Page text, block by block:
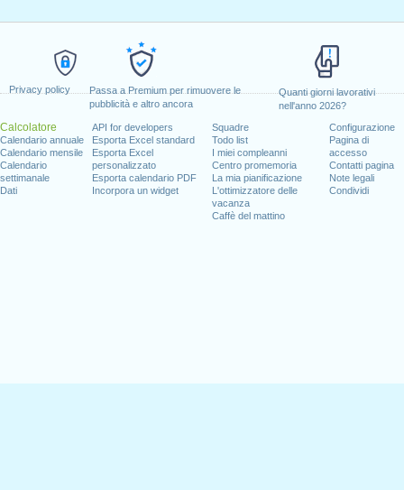
Privacy policy
Passa a Premium per rimuovere le
pubblicità e altro ancora
Quanti giorni lavorativi
nell'anno 2026?
Calcolatore
Calendario annuale
Calendario mensile
Calendario
settimanale
Dati
API for developers
Esporta Excel standard
Esporta Excel
personalizzato
Esporta calendario PDF
Incorpora un widget
Squadre
Todo list
I miei compleanni
Centro promemoria
La mia pianificazione
L'ottimizzatore delle
vacanza
Caffè del mattino
Configurazione
Pagina di
accesso
Contatti pagina
Note legali
Condividi